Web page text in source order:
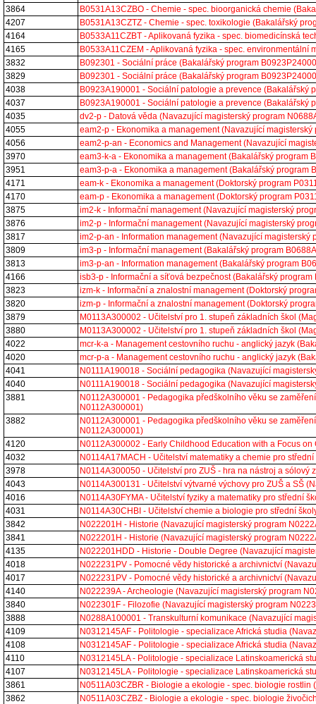
3864
B0531A13CZBO - Chemie - spec. bioorganická chemie
4207
B0531A13CZTZ - Chemie - spec. toxikologie (Bakalářský
4164
B0533A11CZBT - Aplikovaná fyzika - spec. biomedicínská
4165
B0533A11CZEM - Aplikovaná fyzika - spec. environmentální
3832
B092301 - Sociální práce (Bakalářský program
3829
B092301 - Sociální práce (Bakalářský program
4038
B0923A190001 - Sociální patologie a prevence (Bakalářský
4037
B0923A190001 - Sociální patologie a prevence (Bakalářský
4035
dv2-p - Datová věda (Navazující magisterský program
4055
eam2-p - Ekonomika a management (Navazující
4056
eam2-p-an - Economics and Management (Navazující
3970
eam3-k-a - Ekonomika a management (Bakalářský program
3951
eam3-p-a - Ekonomika a management (Bakalářský program
4171
eam-k - Ekonomika a management (Doktorský program
4170
eam-p - Ekonomika a management (Doktorský program
3875
im2-k - Informační management (Navazující magisterský
3876
im2-p - Informační management (Navazující magisterský
3817
im2-p-an - Information management (Navazující magisterský
3809
im3-p - Informační management (Bakalářský program
3813
im3-p-an - Information management (Bakalářský program
4166
isb3-p - Informační a síťová bezpečnost (Bakalářský program
3823
izm-k - Informační a znalostní management (Doktorský
3820
izm-p - Informační a znalostní management (Doktorský
3879
M0113A300002 - Učitelství pro 1. stupeň základních škol
3880
M0113A300002 - Učitelství pro 1. stupeň základních škol
4022
mcr-k-a - Management cestovního ruchu - anglický jazyk
4020
mcr-p-a - Management cestovního ruchu - anglický jazyk
4041
N0111A190018 - Sociální pedagogika (Navazující
4040
N0111A190018 - Sociální pedagogika (Navazující
3881
N0112A300001 - Pedagogika předškolního věku se
N0112A300001)
3882
N0112A300001 - Pedagogika předškolního věku se
N0112A300001)
4120
N0112A300002 - Early Childhood Education with a Focus
4032
N0114A17MACH - Učitelství matematiky a chemie pro
3978
N0114A300050 - Učitelství pro ZUŠ - hra na nástroj a
4043
N0114A300131 - Učitelství výtvarné výchovy pro ZUŠ a SŠ
4016
N0114A30FYMA - Učitelství fyziky a matematiky pro střední
4031
N0114A30CHBI - Učitelství chemie a biologie pro střední
3842
N022201H - Historie (Navazující magisterský program
3841
N022201H - Historie (Navazující magisterský program
4135
N022201HDD - Historie - Double Degree (Navazující
4018
N022231PV - Pomocné vědy historické a archivnictví
4017
N022231PV - Pomocné vědy historické a archivnictví
4140
N022239A - Archeologie (Navazující magisterský program
3840
N022301F - Filozofie (Navazující magisterský program
3888
N0288A100001 - Transkulturní komunikace (Navazující
4109
N0312145AF - Politologie - specializace Africká studia
4108
N0312145AF - Politologie - specializace Africká studia
4110
N0312145LA - Politologie - specializace Latinskoamerická
4107
N0312145LA - Politologie - specializace Latinskoamerická
3861
N0511A03CZBR - Biologie a ekologie - spec. biologie
3862
N0511A03CZBZ - Biologie a ekologie - spec. biologie